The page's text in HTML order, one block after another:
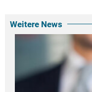
Weitere News